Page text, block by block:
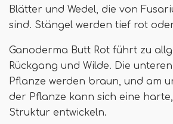
Blätter und Wedel, die von
sind. Stängel werden tief rot
Ganoderma Butt Rot führt zu
Rückgang und Wilde. Die
Pflanze werden braun, und am
der Pflanze kann sich eine
Struktur entwickeln.